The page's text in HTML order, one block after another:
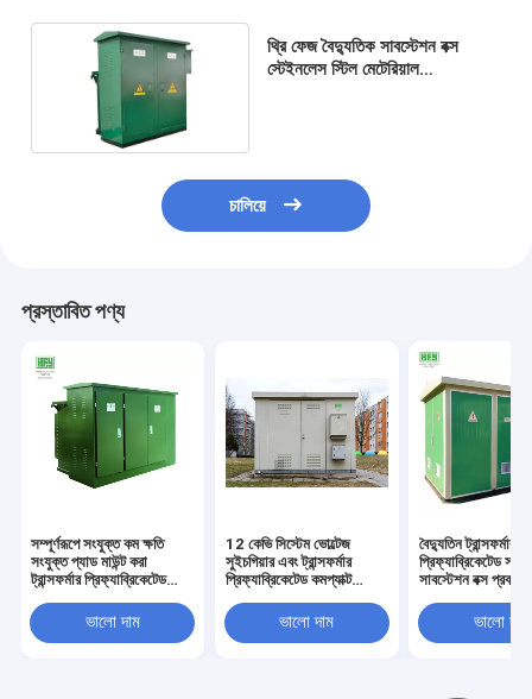
থ্রি ফেজ বৈদ্যুতিক সাবস্টেশন বক্স
স্টেইনলেস স্টিল মেটেরিয়াল
চালিয়ে
প্রস্তাবিত পণ্য
সম্পূর্ণরূপে সংযুক্ত কম ক্ষতি
সংযুক্ত প্যাড মাউন্ট করা
ট্রান্সফর্মার প্রিফ্যাব্রিকেটেড
ভালো দাম
12 কেভি সিস্টেম ভোল্টেজ
সুইচগিয়ার এবং ট্রান্সফর্মার
প্রিফ্যাব্রিকেটেড কমপ্যাক্ট
প্রিফ্যাব্রিिकेটেড সাবস্টেশন
ভালো দাম
বৈদ্যুতিন ট্রান্সফর্মার
প্রিফ্যাব্রিকেটেড
সাবস্টেশন বক্স
উত্পাদনকারীরাভালো দাম